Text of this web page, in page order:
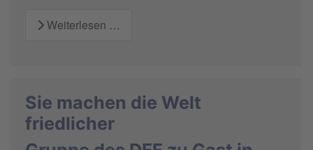
Weiterlesen …
Sie machen die Welt
friedlicher